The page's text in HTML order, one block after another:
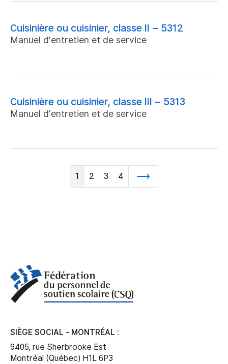
Cuisinière ou cuisinier, classe II – 5312
Manuel d'entretien et de service
Cuisinière ou cuisinier, classe III – 5313
Manuel d'entretien et de service
1 2 3 4
Suivant
SIÈGE SOCIAL - MONTRÉAL :
9405, rue Sherbrooke Est
Montréal (Québec) H1L 6P3